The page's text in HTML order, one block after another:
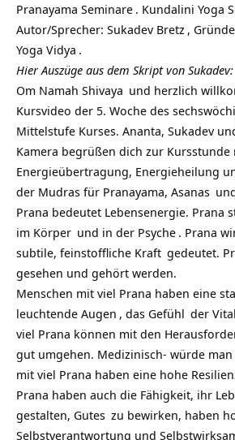
Pranayama Seminare . Kundalini Yoga
Autor/Sprecher: Sukadev Bretz ,
Yoga Vidya .
Hier Auszüge aus dem Skript von Sukadev:
Om Namah Shivaya und herzlich
Kursvideo der 5. Woche des
Mittelstufe Kurses. Ananta, Sukadev
Kamera begrüßen dich zur Kursstunde
Energieübertragung, Energieheilung
der Mudras für Pranayama, Asanas
Prana bedeutet Lebensenergie. Prana
im Körper und in der Psyche . Prana
subtile, feinstoffliche Kraft gedeutet.
gesehen und gehört werden.
Menschen mit viel Prana haben eine
leuchtende Augen , das Gefühl der
viel Prana können mit den
gut umgehen. Medizinisch- würde man
mit viel Prana haben eine hohe
Prana haben auch die Fähigkeit, ihr
gestalten, Gutes zu bewirken, haben
Selbstverantwortung und